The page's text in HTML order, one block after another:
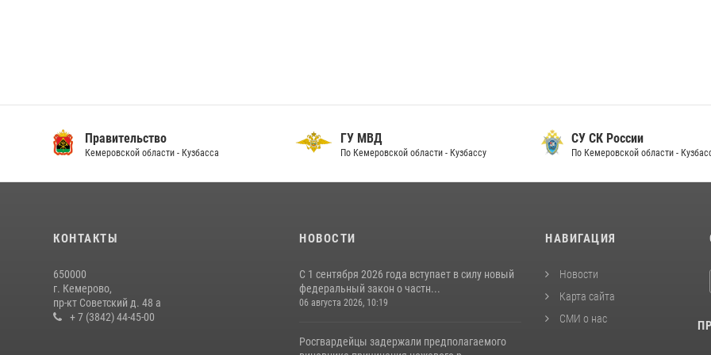
Правительство
Кемеровской области - Кузбасса
ГУ МВД
По Кемеровской области - Кузбассу
СУ СК России
По Кемеровской области -
КОНТАКТЫ
650000
г. Кемерово,
пр-кт Советский д. 48 а
+ 7 (3842) 44-45-00
НОВОСТИ
С 1 сентября 2026 года вступает в силу новый
федеральный закон о частн...
06 августа 2026, 10:19
Росгвардейцы задержали предполагаемого
НАВИГАЦИЯ
Новости
Карта сайта
СМИ о нас